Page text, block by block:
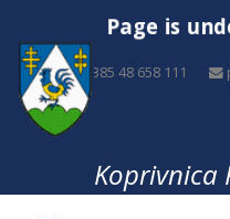
Page is
+385 48 658 111
Koprivnica